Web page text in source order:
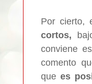
Por cierto,
cortos,
conviene
comento
que es